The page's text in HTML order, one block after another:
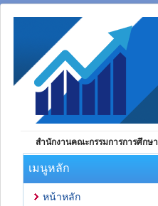
สำนักงานคณะกรรมการการศึกษ
เมนูหลัก
หน้าหลัก